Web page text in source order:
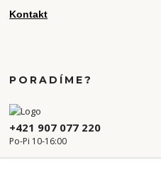
Kontakt
PORADÍME?
+421 907 077 220
Po-Pi 10-16:00